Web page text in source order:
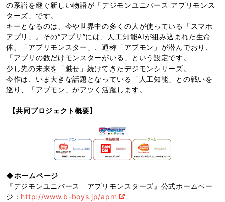
の系譜を継ぐ新しい物語が「デジモンユニバース アプリモンス
ターズ」です。
キーとなるのは、今や世界中の多くの人が使っている「スマホ
アプリ」。その“アプリ”には、人工知能AIが組み込まれた生命
体、「アプリモンスター」、通称「アプモン」が潜んでおり、
「アプリの数だけモンスターがいる」という設定です。
少し先の未来を「魅せ」続けてきたデジモンシリーズ。
今作は、いま大きな話題となっている「人工知能」との戦いを
巡り、「アプモン」がアツく活躍します。
【共同プロジェクト概要】
◆ホームページ
『デジモンユニバース アプリモンスターズ』公式ホームペー
ジ： http://www.b-boys.jp/apm